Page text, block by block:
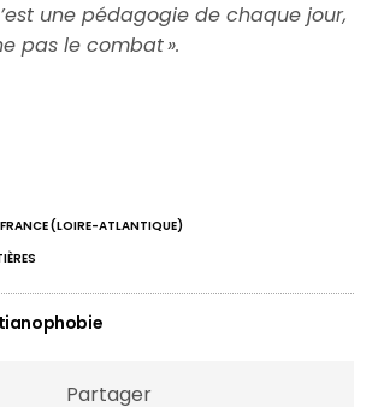
une pédagogie de chaque jour,
pas le combat ».
FRANCE (LOIRE-ATLANTIQUE)
Partager